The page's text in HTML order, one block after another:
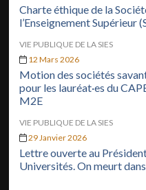
Charte éthique de la
l’Enseignement Supérieur
VIE PUBLIQUE DE LA SIES
12 Mars 2026
Motion des sociétés
pour les lauréat·es du
M2E
VIE PUBLIQUE DE LA SIES
29 Janvier 2026
Lettre ouverte au
Universités. On meurt